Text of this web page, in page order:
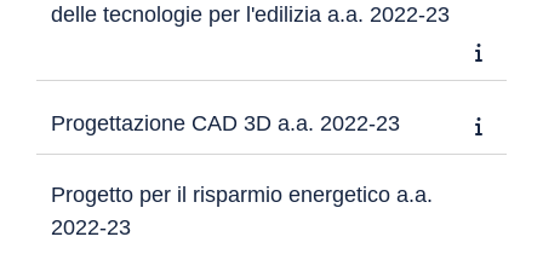
delle tecnologie per l'edilizia a.a. 2022-23
Progettazione CAD 3D a.a. 2022-23
Progetto per il risparmio energetico a.a.
2022-23